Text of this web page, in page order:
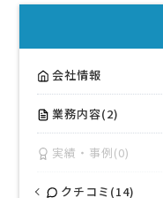
会社情報
業務内容(2)
実績・事例(0)
クチコミ(14)